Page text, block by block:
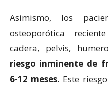
Asimismo, los
osteoporótica
cadera, pelvis,
riesgo inminente de
6-12 meses. Este